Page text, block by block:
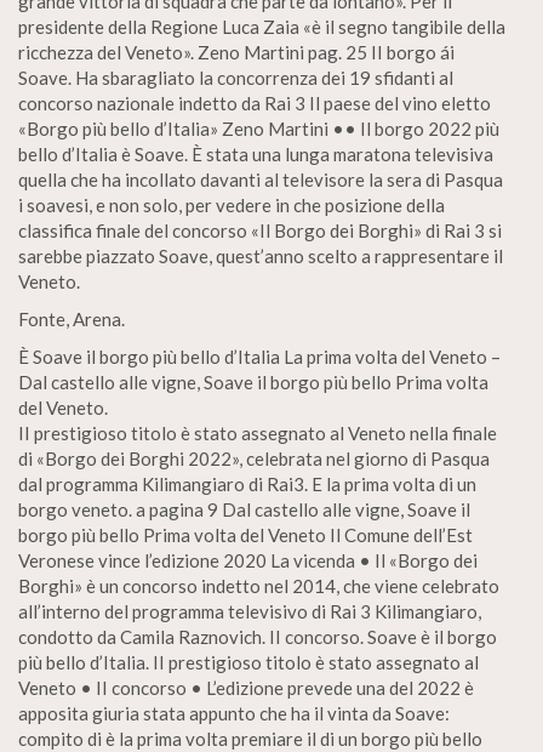
presidente della Regione Luca Zaia «è il segno tangibile della
ricchezza del Veneto». Zeno Martini pag. 25 II borgo ái
Soave. Ha sbaragliato la concorrenza dei 19 sfidanti al
concorso nazionale indetto da Rai 3 Il paese del vino eletto
«Borgo più bello d’Italia» Zeno Martini •• Il borgo 2022 più
bello d’Italia è Soave. È stata una lunga maratona televisiva
quella che ha incollato davanti al televisore la sera di Pasqua
i soavesi, e non solo, per vedere in che posizione della
classifica finale del concorso «Il Borgo dei Borghi» di Rai 3 si
sarebbe piazzato Soave, quest’anno scelto a rappresentare il
Veneto.
Fonte, Arena.
È Soave il borgo più bello d’Italia La prima volta del Veneto –
Dal castello alle vigne, Soave il borgo più bello Prima volta
del Veneto.
II prestigioso titolo è stato assegnato al Veneto nella finale
di «Borgo dei Borghi 2022», celebrata nel giorno di Pasqua
dal programma Kilimangiaro di Rai3. E la prima volta di un
borgo veneto. a pagina 9 Dal castello alle vigne, Soave il
borgo più bello Prima volta del Veneto Il Comune dell’Est
Veronese vince l’edizione 2020 La vicenda • Il «Borgo dei
Borghi» è un concorso indetto nel 2014, che viene celebrato
all’interno del programma televisivo di Rai 3 Kilimangiaro,
condotto da Camila Raznovich. II concorso. Soave è il borgo
più bello d’Italia. II prestigioso titolo è stato assegnato al
Veneto • II concorso • L’edizione prevede una del 2022 è
apposita giuria stata appunto che ha il vinta da Soave:
compito di è la prima volta premiare il di un borgo più bello